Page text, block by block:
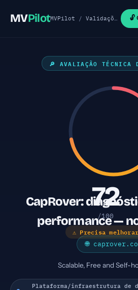
MVPilotMVPilot /Validações de MVP 🔓
🔎 AVALIAÇÃO TÉCNICA
72
/100
⚠ Precisa melhorar
CapRover:
performance —
🌐
Scalable, Free and Self-
Plataforma/infraestrutura de